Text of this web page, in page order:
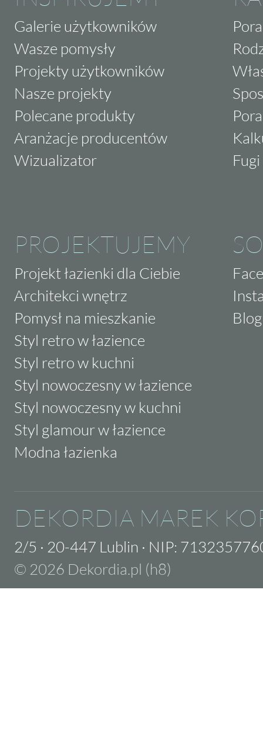
Galerie użytkowników
Wasze pomysły
Projekty użytkowników
Nasze projekty
Polecane produkty
Aranżacje producentów
Wizualizator
PROJEKTUJEMY
Projekt łazienki dla Ciebie
Architekci wnętrz
Pomysł na mieszkanie
Styl retro w łazience
Styl retro w kuchni
Styl nowoczesny w łazience
Styl nowoczesny w kuchni
Styl glamour w łazience
Modna łazienka
Blog
DEKORDIA MAREK
2/5 · 20-447 Lublin · NIP:
© 2026 Dekordia.pl (h8)